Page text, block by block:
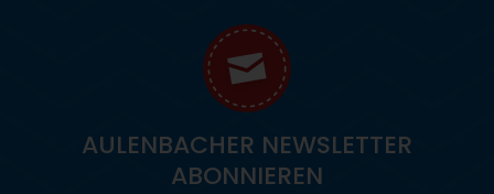
AULENBACHER NEWSLETTER
ABONNIEREN